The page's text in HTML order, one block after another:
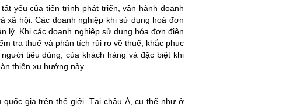
yếu của tiến trình phát triển, vận hành doanh
xã hội. Các doanh nghiệp khi sử dụng hoá đơn
lý. Khi các doanh nghiệp sử dụng hóa đơn điện
tra thuế và phân tích rủi ro về thuế, khắc phục
tiêu dùng, của khách hàng và đặc biệt khi
thiện xu hướng này.
gia trên thế giới. Tại châu Á, cụ thể như ở